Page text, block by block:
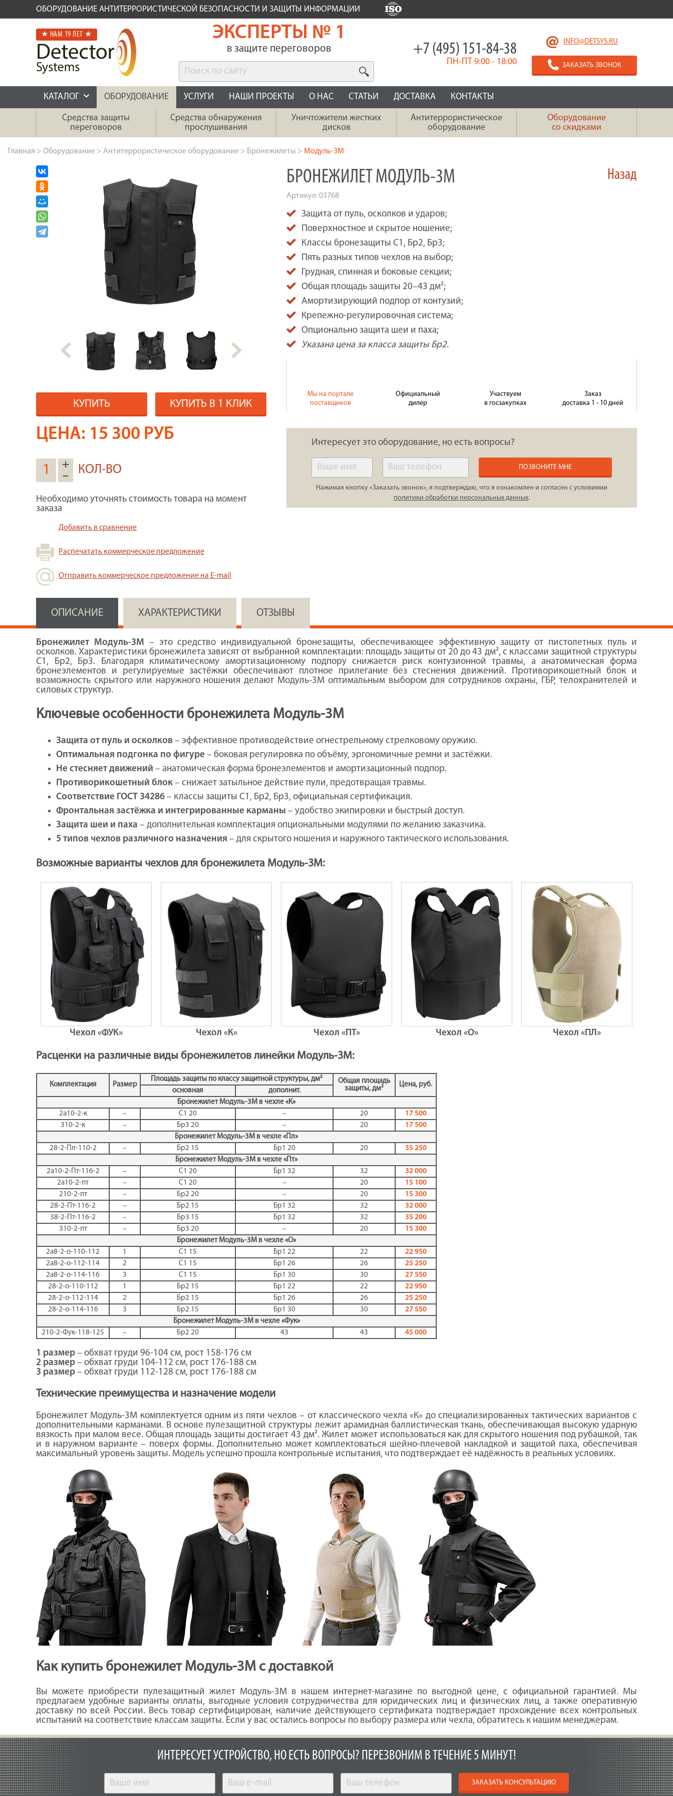
ОБОРУДОВАНИЕ АНТИТЕРРОРИСТИЧЕСКОЙ БЕЗОПАСНОСТИ И ЗАЩИТЫ ИНФОРМАЦИИ
★ НАМ 19 ЛЕТ ★ ЭКСПЕРТЫ № 1
в защите переговоров
INFO@DETSYS.RU
ЗАКАЗАТЬ ЗВОНОК
+7 (495) 151-84-38
ПН-ПТ 9:00 - 18:00
КАТАЛОГ ОБОРУДОВАНИЕ УСЛУГИ НАШИ ПРОЕКТЫ О НАС СТАТЬИ ДОСТАВКА КОНТАКТЫ
Средства защиты
переговоров
Средства обнаружения
прослушивания
Уничтожители жестких
дисков
Антитеррористическое
оборудование
Оборудование
со скидками
Главная > Оборудование > Антитеррористическое оборудование > Бронежилеты > Модуль-3М
Назад
КУПИТЬ КУПИТЬ В 1 КЛИК
ЦЕНА: 15 300 РУБ
+
–
КОЛ-ВО
Необходимо уточнять стоимость товара на момент
заказа
Добавить в сравнение
Распечатать коммерческое предложение
Отправить коммерческое предложение на E-mail
БРОНЕЖИЛЕТ МОДУЛЬ-3М
Артикул:03768
Защита от пуль, осколков и ударов;
Поверхностное и скрытое ношение;
Классы бронезащиты С1, Бр2, Бр3;
Пять разных типов чехлов на выбор;
Грудная, спинная и боковые секции;
Общая площадь защиты 20–43 дм²;
Амортизирующий подпор от контузий;
Крепежно-регулировочная система;
Опционально защита шеи и паха;
Указана цена за класса защиты Бр2.
Мы на портале
поставщиков
Официальный
дилер
Участвуем
в госзакупках
Заказ
доставка 1 - 10 дней
Интересует это оборудование, но есть вопросы?
ПОЗВОНИТЕ МНЕ
Нажимая кнопку «Заказать звонок», я подтверждаю, что я ознакомлен и согласен с условиями
политики обработки персональных данных.
ОПИСАНИЕ ХАРАКТЕРИСТИКИ ОТЗЫВЫ
Бронежилет Модуль-3М – это средство индивидуальной бронезащиты, обеспечивающее эффективную защиту от пистолетных пуль и
осколков. Характеристики бронежилета зависят от выбранной комплектации: площадь защиты от 20 до 43 дм², с классами защитной структуры
С1, Бр2, Бр3. Благодаря климатическому амортизационному подпору снижается риск контузионной травмы, а анатомическая форма
бронеэлементов и регулируемые застёжки обеспечивают плотное прилегание без стеснения движений. Противорикошетный блок и
возможность скрытого или наружного ношения делают Модуль-3М оптимальным выбором для сотрудников охраны, ГБР, телохранителей и
силовых структур.
Ключевые особенности бронежилета Модуль-3М
Защита от пуль и осколков – эффективное противодействие огнестрельному стрелковому оружию.
Оптимальная подгонка по фигуре – боковая регулировка по объёму, эргономичные ремни и застёжки.
Не стесняет движений – анатомическая форма бронеэлементов и амортизационный подпор.
Противорикошетный блок – снижает затыльное действие пули, предотвращая травмы.
Соответствие ГОСТ 34286 – классы защиты С1, Бр2, Бр3, официальная сертификация.
Фронтальная застёжка и интегрированные карманы – удобство экипировки и быстрый доступ.
Защита шеи и паха – дополнительная комплектация опциональными модулями по желанию заказчика.
5 типов чехлов различного назначения – для скрытого ношения и наружного тактического использования.
Возможные варианты чехлов для бронежилета Модуль-3М:
Чехол «ФУК» Чехол «К» Чехол «ПТ» Чехол «О» Чехол «ПЛ»
Расценки на различные виды бронежилетов линейки Модуль-3М:
Комплектация Размер
Площадь защиты по классу защитной структуры, дм²
Общая площадь
защиты, дм²
Цена, руб.
основная
дополнит.
Бронежилет Модуль-3М в чехле «К»
2а10-2-к
– С1 20 – 20
17 500
310-2-к
– Бр3 20 – 20
17 500
Бронежилет Модуль-3М в чехле «Пл»
28-2-Пл-110-2
– Бр2 15 Бр1 20 20
35 250
Бронежилет Модуль-3М в чехле «Пт»
2а10-2-Пт-116-2
– С1 20 Бр1 32 32
32 000
2а10-2-пт
– С1 20 – 20
15 100
210-2-пт
– Бр2 20 – 20
15 300
28-2-Пт-116-2
– Бр2 15 Бр1 32 32
32 000
38-2-Пт-116-2
– Бр3 15 Бр1 32 32
35 200
310-2-пт
– Бр3 20 – 20
15 300
Бронежилет Модуль-3М в чехле «О»
2а8-2-о-110-112
1 С1 15 Бр1 22 22
22 950
2а8-2-о-112-114
2 С1 15 Бр1 26 26
25 250
2а8-2-о-114-116
3 С1 15 Бр1 30 30
27 550
28-2-о-110-112
1 Бр2 15 Бр1 22 22
22 950
28-2-о-112-114
2 Бр2 15 Бр1 26 26
25 250
28-2-о-114-116
3 Бр2 15 Бр1 30 30
27 550
Бронежилет Модуль-3М в чехле «Фук»
210-2-Фук-118-125
– Бр2 20 43 43 45 000
1 размер – обхват груди 96-104 см, рост 158-176 см
2 размер – обхват груди 104-112 см, рост 176-188 см
3 размер – обхват груди 112-128 см, рост 176-188 см
Технические преимущества и назначение модели
Бронежилет Модуль-3М комплектуется одним из пяти чехлов – от классического чехла «К» до специализированных тактических вариантов с
дополнительными карманами. В основе пулезащитной структуры лежит арамидная баллистическая ткань, обеспечивающая высокую ударную
вязкость при малом весе. Общая площадь защиты достигает 43 дм². Жилет может использоваться как для скрытого ношения под рубашкой, так
и в наружном варианте – поверх формы. Дополнительно может комплектоваться шейно-плечевой накладкой и защитой паха, обеспечивая
максимальный уровень защиты. Модель успешно прошла контрольные испытания, что подтверждает её надёжность в реальных условиях.
Как купить бронежилет Модуль-3М с доставкой
Вы можете приобрести пулезащитный жилет Модуль-3М в нашем интернет-магазине по выгодной цене, с официальной гарантией. Мы
предлагаем удобные варианты оплаты, выгодные условия сотрудничества для юридических лиц и физических лиц, а также оперативную
доставку по всей России. Весь товар сертифицирован, наличие действующего сертификата подтверждает прохождение всех контрольных
испытаний на соответствие классам защиты. Если у вас остались вопросы по выбору размера или чехла, обратитесь к нашим менеджерам.
ИНТЕРЕСУЕТ УСТРОЙСТВО, НО ЕСТЬ ВОПРОСЫ? ПЕРЕЗВОНИМ В ТЕЧЕНИЕ 5 МИНУТ!
ЗАКАЗАТЬ КОНСУЛЬТАЦИЮ